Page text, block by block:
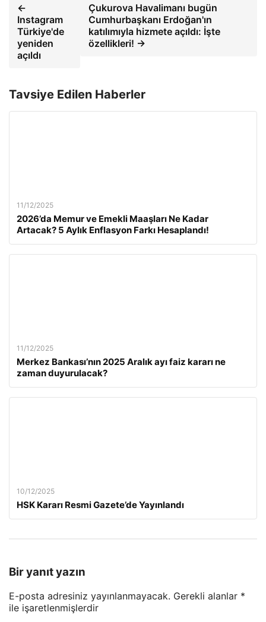
←
Instagram
Türkiye'de
yeniden
açıldı
Çukurova Havalimanı bugün
Cumhurbaşkanı Erdoğan'ın
katılımıyla hizmete açıldı: İşte
özellikleri! →
Tavsiye Edilen Haberler
11/12/2025
2026’da Memur ve Emekli Maaşları Ne Kadar
Artacak? 5 Aylık Enflasyon Farkı Hesaplandı!
11/12/2025
Merkez Bankası’nın 2025 Aralık ayı faiz kararı ne
zaman duyurulacak?
10/12/2025
HSK Kararı Resmi Gazete’de Yayınlandı
Bir yanıt yazın
E-posta adresiniz yayınlanmayacak. Gerekli alanlar *
ile işaretlenmişlerdir